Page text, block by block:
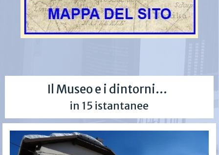
Il Museo e i dintorni...
in 15 istantanee